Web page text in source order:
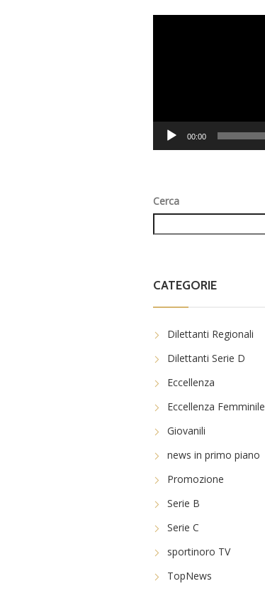
00:00
Cerca
CATEGORIE
Dilettanti Regionali
Dilettanti Serie D
Eccellenza
Eccellenza Femminile
Giovanili
news in primo piano
Promozione
Serie B
Serie C
sportinoro TV
TopNews